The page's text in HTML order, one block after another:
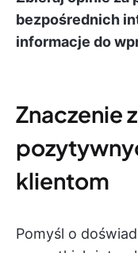
bezpośrednich
informacje do
Znaczenie
klientom
Pomyśl o